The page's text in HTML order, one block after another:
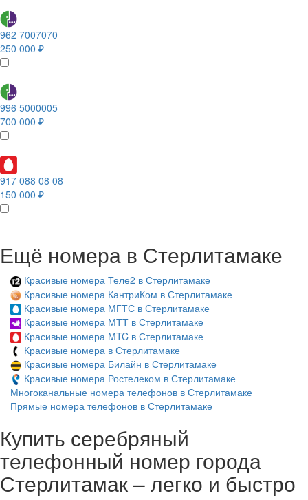
962 7007070
250 000 ₽
996 5000005
700 000 ₽
917 088 08 08
150 000 ₽
Ещё номера в Стерлитамаке
Красивые номера Теле2 в Стерлитамаке
Красивые номера КантриКом в Стерлитамаке
Красивые номера МГТС в Стерлитамаке
Красивые номера МТТ в Стерлитамаке
Красивые номера MTC в Стерлитамаке
Красивые номера в Стерлитамаке
Красивые номера Билайн в Стерлитамаке
Красивые номера Ростелеком в Стерлитамаке
Многоканальные номера телефонов в Стерлитамаке
Прямые номера телефонов в Стерлитамаке
Купить серебряный
телефонный номер города
Стерлитамак – легко и быстро